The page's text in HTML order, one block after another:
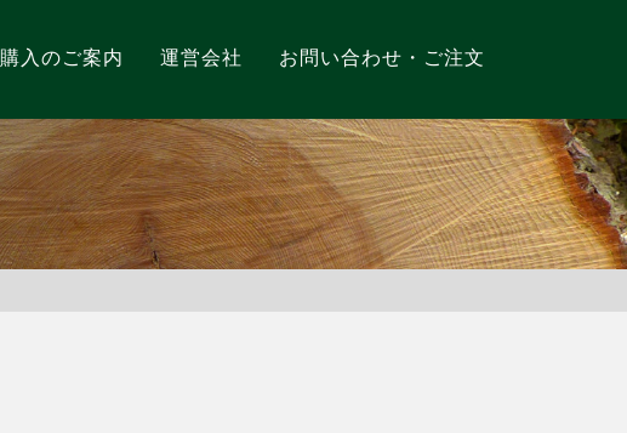
購入のご案内 運営会社 お問い合わせ・ご注文